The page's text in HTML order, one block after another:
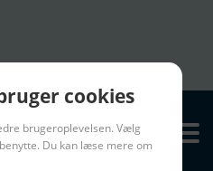
cookies
brugeroplevelsen. Vælg
Du kan læse mere om